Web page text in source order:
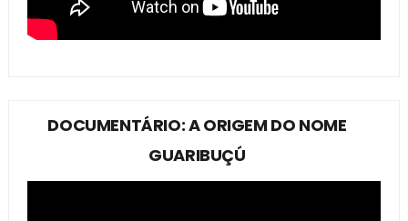
DOCUMENTÁRIO: A ORIGEM DO NOME
GUARIBUÇÚ